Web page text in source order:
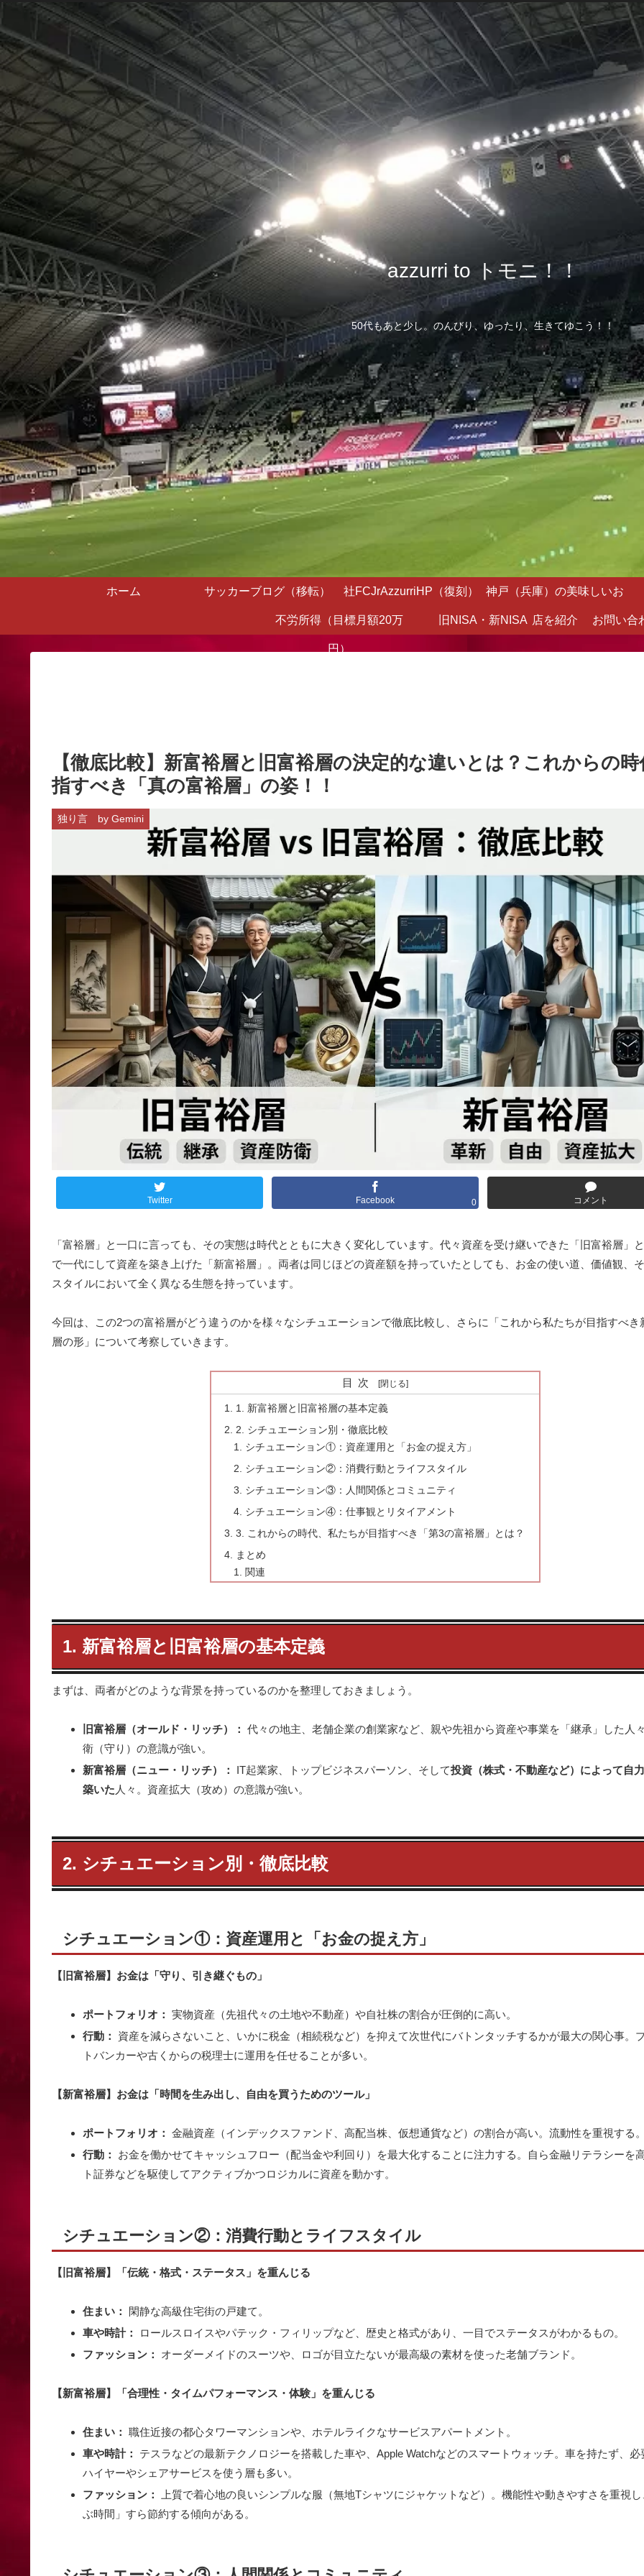
azzurri to トモニ！！
50代もあと少し。のんびり、ゆったり、生きてゆこう！！
ホーム サッカーブログ（移転） 社FCJrAzzurriHP（復刻） 神戸（兵庫）の美味しいお
店を紹介
不労所得（目標月額20万
円）
旧NISA・新NISA お問い合
【徹底比較】新富裕層と旧富裕層の決定的な違いとは？これからの
指すべき「真の富裕層」の姿！！
独り言 by Gemini
Twitter Facebook 0 コメント
「富裕層」と一口に言っても、その実態は時代とともに大きく変化しています。代々資産を受け継いできた「旧富裕層」
で一代にして資産を築き上げた「新富裕層」。両者は同じほどの資産額を持っていたとしても、お金の使い道、価値観、
スタイルにおいて全く異なる生態を持っています。
今回は、この2つの富裕層がどう違うのかを様々なシチュエーションで徹底比較し、さらに「これから私たちが目指すべき
層の形」について考察していきます。
目次
1. 新富裕層と旧富裕層の基本定義
2. シチュエーション別・徹底比較
シチュエーション①：資産運用と「お金の捉え方」
シチュエーション②：消費行動とライフスタイル
シチュエーション③：人間関係とコミュニティ
シチュエーション④：仕事観とリタイアメント
3. これからの時代、私たちが目指すべき「第3の富裕層」とは？
まとめ
関連
1. 新富裕層と旧富裕層の基本定義
まずは、両者がどのような背景を持っているのかを整理しておきましょう。
旧富裕層（オールド・リッチ）： 代々の地主、老舗企業の創業家など、親や先祖から資産や事業を「継承」した人
衛（守り）の意識が強い。
新富裕層（ニュー・リッチ）：
IT起業家、トップビジネスパーソン、そして投資（株式・不動産など）によって自
築いた 人々。資産拡大（攻め）の意識が強い。
2. シチュエーション別・徹底比較
シチュエーション①：資産運用と「お金の捉え方」
【旧富裕層】お金は「守り、引き継ぐもの」
ポートフォリオ： 実物資産（先祖代々の土地や不動産）や自社株の割合が圧倒的に高い。
行動：
資産を減らさないこと、いかに税金（相続税など）を抑えて次世代にバトンタッチするかが最大の関心事。
トバンカーや古くからの税理士に運用を任せることが多い。
【新富裕層】お金は「時間を生み出し、自由を買うためのツール」
ポートフォリオ： 金融資産（インデックスファンド、高配当株、仮想通貨など）の割合が高い。流動性を重視する
行動：
お金を働かせてキャッシュフロー（配当金や利回り）を最大化することに注力する。自ら金融リテラシーを
ト証券などを駆使してアクティブかつロジカルに資産を動かす。
シチュエーション②：消費行動とライフスタイル
【旧富裕層】「伝統・格式・ステータス」を重んじる
住まい：
閑静な高級住宅街の戸建て。
車や時計：
ロールスロイスやパテック・フィリップなど、歴史と格式があり、一目でステータスがわかるもの。
ファッション：
オーダーメイドのスーツや、ロゴが目立たないが最高級の素材を使った老舗ブランド。
【新富裕層】「合理性・タイムパフォーマンス・体験」を重んじる
住まい： 職住近接の都心タワーマンションや、ホテルライクなサービスアパートメント。
車や時計：
テスラなどの最新テクノロジーを搭載した車や、Apple Watchなどのスマートウォッチ。車を持たず、必
ハイヤーやシェアサービスを使う層も多い。
ファッション：
上質で着心地の良いシンプルな服（無地Tシャツにジャケットなど）。機能性や動きやすさを重視
ぶ時間」すら節約する傾向がある。